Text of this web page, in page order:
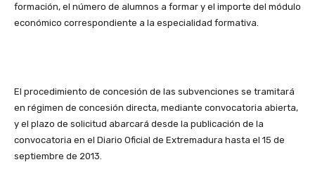
formación, el número de alumnos a formar y el importe del módulo
económico correspondiente a la especialidad formativa.
El procedimiento de concesión de las subvenciones se tramitará
en régimen de concesión directa, mediante convocatoria abierta,
y el plazo de solicitud abarcará desde la publicación de la
convocatoria en el Diario Oficial de Extremadura hasta el 15 de
septiembre de 2013.